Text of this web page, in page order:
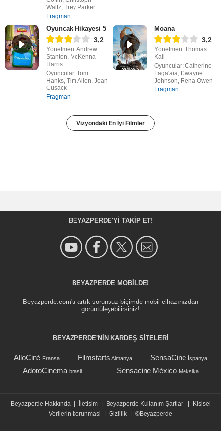
Waltz, Trey Parker
Fragman
Oyuncak Hikayesi 5
3,2
Yönetmen: Andrew
Stanton, McKenna
Harris
Oyuncular: Tom
Hanks, Tim Allen, Joan
Cusack
Fragman
Moana
3,2
Yönetmen: Thomas
Kail
Oyuncular: Catherine
Laga'aia, Dwayne
Johnson, Rena Owen
Fragman
Vizyondaki En İyi Filmler
BEYAZPERDE'YI TAKIP ET!
BEYAZPERDE MOBILDE!
Beyazperde.com'u artık sorunsuz biçimde mobil cihazınızdan
görüntüleyebilirsiniz!
BEYAZPERDE'NIN KARDEŞ SİTELERİ
AlloCiné Fransa Filmstarts Almanya SensaCine İspanya
AdoroCinema brasil Sensacine México Meksika
Beyazperde Hakkında İletişim Beyazperde Kullanım Şartları
Kişisel
Verilerin korunmasi
Gizlilik ©Beyazperde